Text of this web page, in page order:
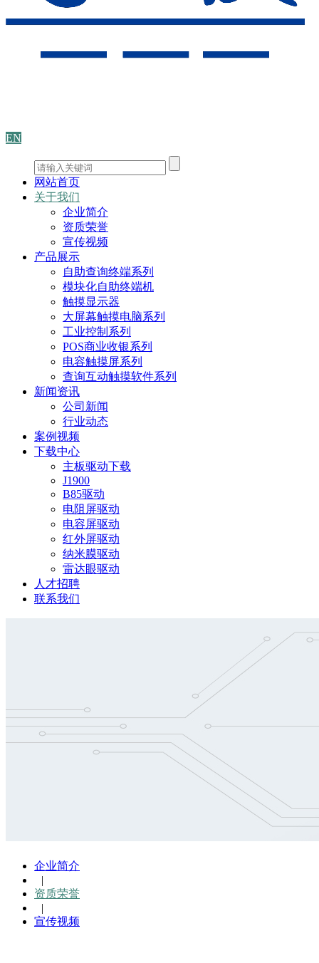
EN
网站首页
关于我们
企业简介
资质荣誉
宣传视频
产品展示
自助查询终端系列
模块化自助终端机
触摸显示器
大屏幕触摸电脑系列
工业控制系列
POS商业收银系列
电容触摸屏系列
查询互动触摸软件系列
新闻资讯
公司新闻
行业动态
案例视频
下载中心
主板驱动下载
J1900
B85驱动
电阻屏驱动
电容屏驱动
红外屏驱动
纳米膜驱动
雷达眼驱动
人才招聘
联系我们
企业简介
|
资质荣誉
|
宣传视频